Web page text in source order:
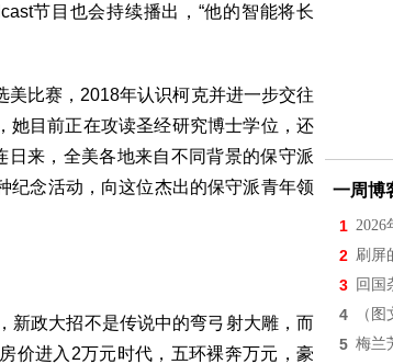
节目也会持续播出，“他的智能将长
比赛，2018年认识柯克并进一步交往
她目前正在攻读圣经研究博士学位，还
来，全美各地来自不同背景的保守派
纪念活动，向这位杰出的保守派青年领
新政大招不是传说中的弯弓射大雕，而
价进入2万元时代，五环裸奔万元，豪
一周博
1 2026
2 刷屏
3 回国
4 （
5 梅兰